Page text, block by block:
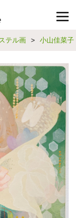
テル画 > 小山佳菜子